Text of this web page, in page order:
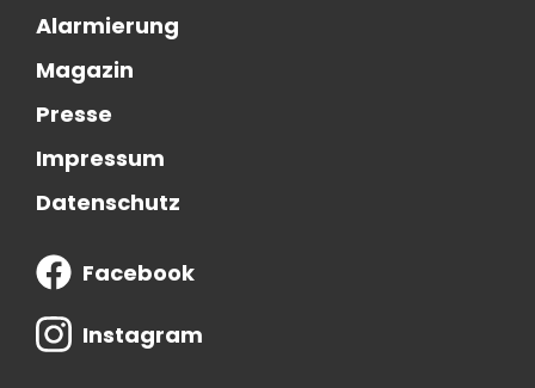
Alarmierung
Magazin
Presse
Impressum
Datenschutz
Facebook
Instagram